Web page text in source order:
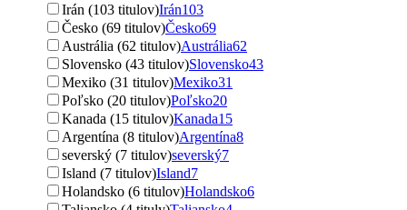
Irán (103 titulov)Irán103
Česko (69 titulov)Česko69
Austrália (62 titulov)Austrália62
Slovensko (43 titulov)Slovensko43
Mexiko (31 titulov)Mexiko31
Poľsko (20 titulov)Poľsko20
Kanada (15 titulov)Kanada15
Argentína (8 titulov)Argentína8
severský (7 titulov)severský7
Island (7 titulov)Island7
Holandsko (6 titulov)Holandsko6